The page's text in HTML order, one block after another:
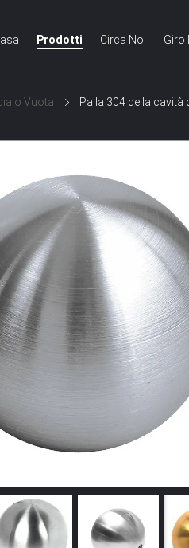
Prodotti Circa Noi Giro
Vuota Palla 304 della